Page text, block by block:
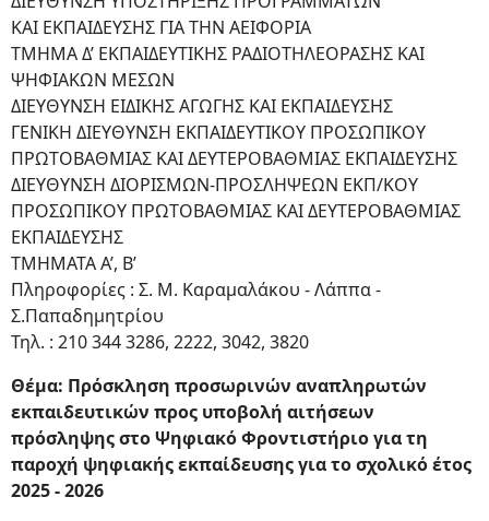
ΚΑΙ ΕΚΠΑΙΔΕΥΣΗΣ ΓΙΑ ΤΗΝ ΑΕΙΦΟΡΙΑ
ΤΜΗΜΑ Δ’ ΕΚΠΑΙΔΕΥΤΙΚΗΣ ΡΑΔΙΟΤΗΛΕΟΡΑΣΗΣ ΚΑΙ
ΨΗΦΙΑΚΩΝ ΜΕΣΩΝ
ΔΙΕΥΘΥΝΣΗ ΕΙΔΙΚΗΣ ΑΓΩΓΗΣ ΚΑΙ ΕΚΠΑΙΔΕΥΣΗΣ
ΓΕΝΙΚΗ ΔΙΕΥΘΥΝΣΗ ΕΚΠΑΙΔΕΥΤΙΚΟΥ ΠΡΟΣΩΠΙΚΟΥ
ΠΡΩΤΟΒΑΘΜΙΑΣ ΚΑΙ ΔΕΥΤΕΡΟΒΑΘΜΙΑΣ ΕΚΠΑΙΔΕΥΣΗΣ
ΔΙΕΥΘΥΝΣΗ ΔΙΟΡΙΣΜΩΝ-ΠΡΟΣΛΗΨΕΩΝ ΕΚΠ/ΚΟΥ
ΠΡΟΣΩΠΙΚΟΥ ΠΡΩΤΟΒΑΘΜΙΑΣ ΚΑΙ ΔΕΥΤΕΡΟΒΑΘΜΙΑΣ
ΕΚΠΑΙΔΕΥΣΗΣ
ΤΜΗΜΑΤΑ Α’, Β’
Πληροφορίες : Σ. Μ. Καραμαλάκου - Λάππα -
Σ.Παπαδημητρίου
Τηλ. : 210 344 3286, 2222, 3042, 3820
Θέμα: Πρόσκληση προσωρινών αναπληρωτών
εκπαιδευτικών προς υποβολή αιτήσεων
πρόσληψης στο Ψηφιακό Φροντιστήριο για τη
παροχή ψηφιακής εκπαίδευσης για το σχολικό έτος
2025 - 2026